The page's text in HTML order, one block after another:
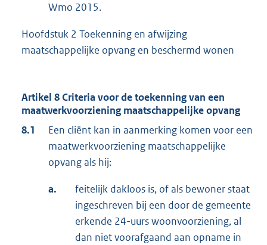
Wmo 2015.
Hoofdstuk 2 Toekenning en afwijzing
maatschappelijke opvang en beschermd wonen
Artikel 8 Criteria voor de toekenning van een
maatwerkvoorziening maatschappelijke opvang
8.1
Een cliënt kan in aanmerking komen voor een
maatwerkvoorziening maatschappelijke
opvang als hij:
a.
feitelijk dakloos is, of als bewoner staat
ingeschreven bij een door de gemeente
erkende 24-uurs woonvoorziening, al
dan niet voorafgaand aan opname in